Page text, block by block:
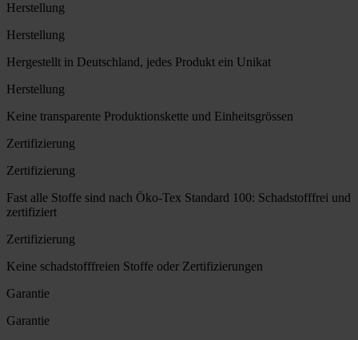
Herstellung
Herstellung
Hergestellt in Deutschland, jedes Produkt ein Unikat
Herstellung
Keine transparente Produktionskette und Einheitsgrössen
Zertifizierung
Zertifizierung
Fast alle Stoffe sind nach Öko-Tex Standard 100: Schadstofffrei und
zertifiziert
Zertifizierung
Keine schadstofffreien Stoffe oder Zertifizierungen
Garantie
Garantie